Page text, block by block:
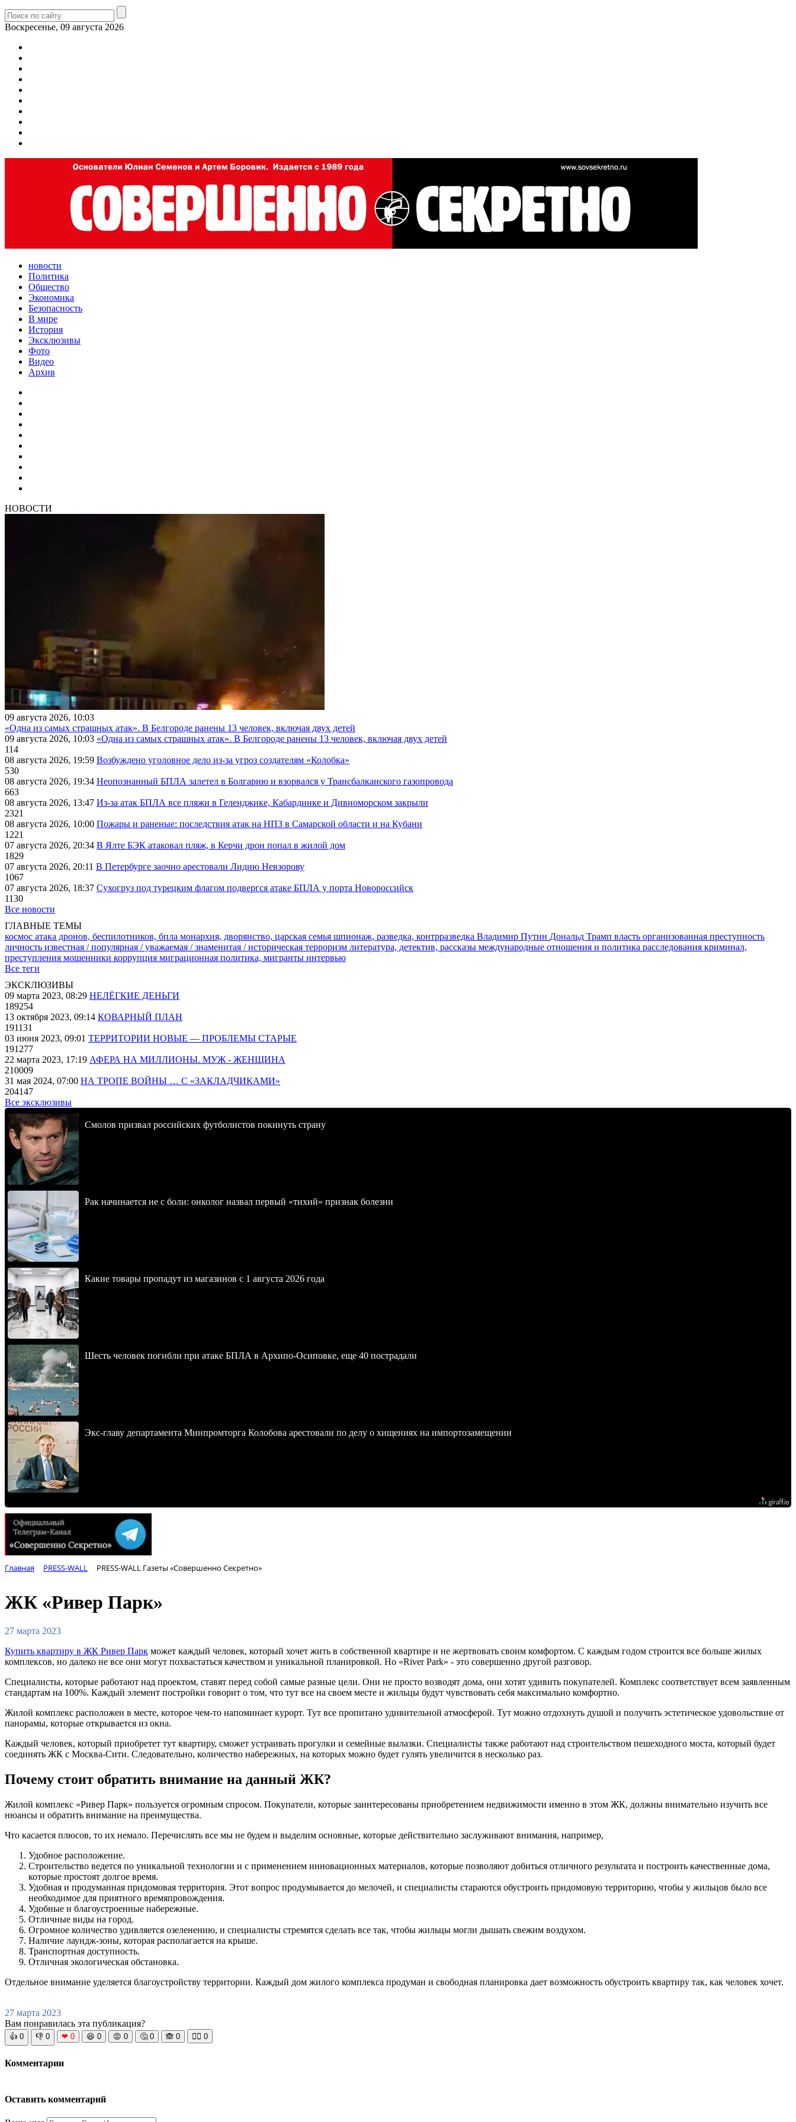
Воскресенье, 09 августа 2026
новости
Политика
Общество
Экономика
Безопасность
В мире
История
Эксклюзивы
Фото
Видео
Архив
НОВОСТИ
09 августа 2026, 10:03
«Одна из самых страшных атак». В Белгороде ранены 13 человек, включая двух детей
09 августа 2026, 10:03 «Одна из самых страшных атак». В Белгороде ранены 13 человек, включая двух детей
114
08 августа 2026, 19:59 Возбуждено уголовное дело из-за угроз создателям «Колобка»
530
08 августа 2026, 19:34 Неопознанный БПЛА залетел в Болгарию и взорвался у Трансбалканского газопровода
663
08 августа 2026, 13:47 Из-за атак БПЛА все пляжи в Геленджике, Кабардинке и Дивноморском закрыли
2321
08 августа 2026, 10:00 Пожары и раненые: последствия атак на НПЗ в Самарской области и на Кубани
1221
07 августа 2026, 20:34 В Ялте БЭК атаковал пляж, в Керчи дрон попал в жилой дом
1829
07 августа 2026, 20:11 В Петербурге заочно арестовали Лидию Невзорову
1067
07 августа 2026, 18:37 Сухогруз под турецким флагом подвергся атаке БПЛА у порта Новороссийск
1130
Все новости
ГЛАВНЫЕ ТЕМЫ
космос атака дронов, беспилотников, бпла монархия, дворянство, царская семья шпионаж, разведка, контрразведка Владимир Путин Дональд Трамп власть организованная преступность
личность известная / популярная / уважаемая / знаменитая / историческая терроризм литература, детектив, рассказы международные отношения и политика расследования криминал,
преступления мошенники коррупция миграционная политика, мигранты интервью
Все теги
ЭКСКЛЮЗИВЫ
09 марта 2023, 08:29 НЕЛЁГКИЕ ДЕНЬГИ
189254
13 октября 2023, 09:14 КОВАРНЫЙ ПЛАН
191131
03 июня 2023, 09:01 ТЕРРИТОРИИ НОВЫЕ — ПРОБЛЕМЫ СТАРЫЕ
191277
22 марта 2023, 17:19 АФЕРА НА МИЛЛИОНЫ. МУЖ - ЖЕНЩИНА
210009
31 мая 2024, 07:00 НА ТРОПЕ ВОЙНЫ … С «ЗАКЛАДЧИКАМИ»
204147
Все эксклюзивы
Смолов призвал российских футболистов покинуть страну
Рак начинается не с боли: онколог назвал первый «тихий» признак болезни
Какие товары пропадут из магазинов с 1 августа 2026 года
Шесть человек погибли при атаке БПЛА в Архипо-Осиповке, еще 40 пострадали
Экс-главу департамента Минпромторга Колобова арестовали по делу о хищениях на импортозамещении
Главная PRESS-WALL PRESS-WALL Газеты «Совершенно Секретно»
ЖК «Ривер Парк»
27 марта 2023
Купить квартиру в ЖК Ривер Парк может каждый человек, который хочет жить в собственной квартире и не жертвовать своим комфортом. С каждым годом строится все больше жилых
комплексов, но далеко не все они могут похвастаться качеством и уникальной планировкой. Но «River Park» - это совершенно другой разговор.
Специалисты, которые работают над проектом, ставят перед собой самые разные цели. Они не просто возводят дома, они хотят удивить покупателей. Комплекс соответствует всем заявленным
стандартам на 100%. Каждый элемент постройки говорит о том, что тут все на своем месте и жильцы будут чувствовать себя максимально комфортно.
Жилой комплекс расположен в месте, которое чем-то напоминает курорт. Тут все пропитано удивительной атмосферой. Тут можно отдохнуть душой и получить эстетическое удовольствие от
панорамы, которые открывается из окна.
Каждый человек, который приобретет тут квартиру, сможет устраивать прогулки и семейные вылазки. Специалисты также работают над строительством пешеходного моста, который будет
соединять ЖК с Москва-Сити. Следовательно, количество набережных, на которых можно будет гулять увеличится в несколько раз.
Почему стоит обратить внимание на данный ЖК?
Жилой комплекс «Ривер Парк» пользуется огромным спросом. Покупатели, которые заинтересованы приобретением недвижимости именно в этом ЖК, должны внимательно изучить все
нюансы и обратить внимание на преимущества.
Что касается плюсов, то их немало. Перечислять все мы не будем и выделим основные, которые действительно заслуживают внимания, например,
Удобное расположение.
Строительство ведется по уникальной технологии и с применением инновационных материалов, которые позволяют добиться отличного результата и построить качественные дома,
которые простоят долгое время.
Удобная и продуманная придомовая территория. Этот вопрос продумывается до мелочей, и специалисты стараются обустроить придомовую территорию, чтобы у жильцов было все
необходимое для приятного времяпровождения.
Удобные и благоустроенные набережные.
Отличные виды на город.
Огромное количество удивляется озеленению, и специалисты стремятся сделать все так, чтобы жильцы могли дышать свежим воздухом.
Наличие лаундж-зоны, которая располагается на крыше.
Транспортная доступность.
Отличная экологическая обстановка.
Отдельное внимание уделяется благоустройству территории. Каждый дом жилого комплекса продуман и свободная планировка дает возможность обустроить квартиру так, как человек хочет.
27 марта 2023
Вам понравилась эта публикация?
👍 0 👎 0 ❤ 0 😆 0 😡 0 🤔 0 🙈 0 🧘‍♀️ 0
Комментарии
Оставить комментарий